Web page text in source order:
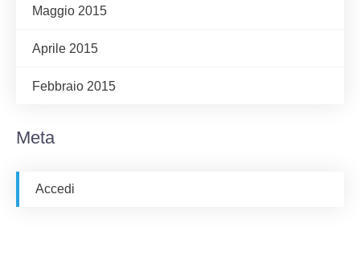
Maggio 2015
Aprile 2015
Febbraio 2015
Meta
Accedi